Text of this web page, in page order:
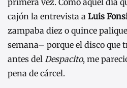
primera vez. Como aquel día
cajón la entrevista a Luis
zampaba diez o quince
semana– porque el disco que
antes del Despacito, me
pena de cárcel.